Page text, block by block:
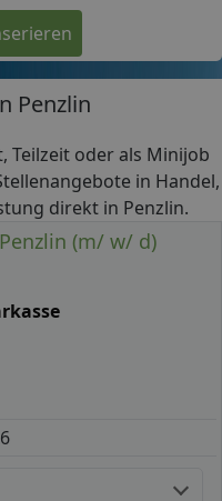
Penzlin
Teilzeit oder als Minijob
in Handel,
direkt in Penzlin.
(m/ w/ d)